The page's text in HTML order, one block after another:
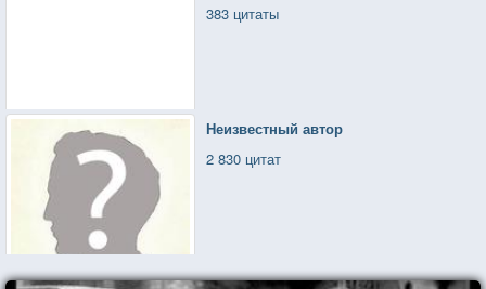
383 цитаты
Неизвестный автор
2 830 цитат